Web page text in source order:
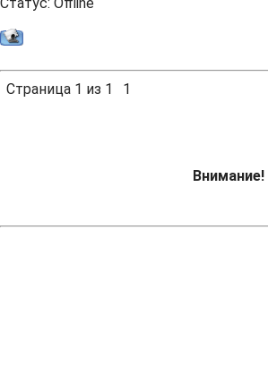
Страница 1 из 1 1